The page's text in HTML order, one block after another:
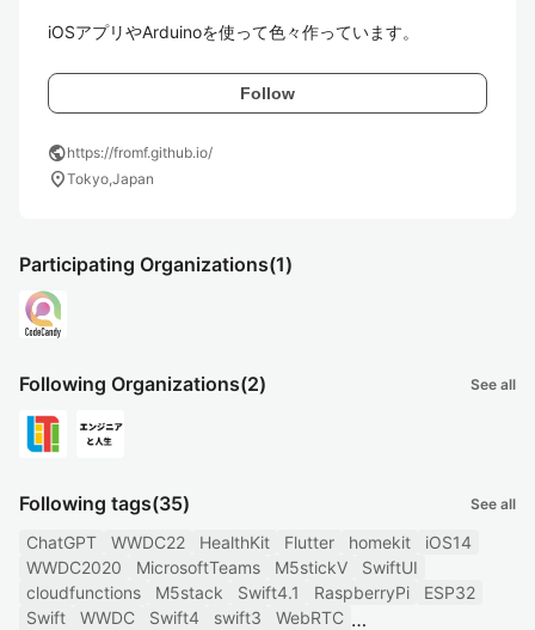
iOSアプリやArduinoを使って色々作っています。
Follow
publichttps://fromf.github.io/
location_onTokyo,Japan
Participating Organizations(1)
Following Organizations(2) See all
Following tags(35) See all
ChatGPT WWDC22 HealthKit Flutter homekit
iOS14
WWDC2020
MicrosoftTeams M5stickV
SwiftUI
cloudfunctions
M5stack Swift4.1 RaspberryPi
ESP32
Swift
WWDC Swift4 swift3 WebRTC